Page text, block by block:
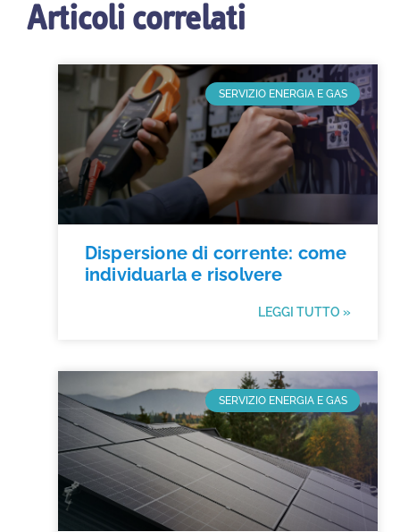
Articoli correlati
SERVIZIO ENERGIA E GAS
Dispersione di corrente: come
individuarla e risolvere
LEGGI TUTTO »
SERVIZIO ENERGIA E GAS